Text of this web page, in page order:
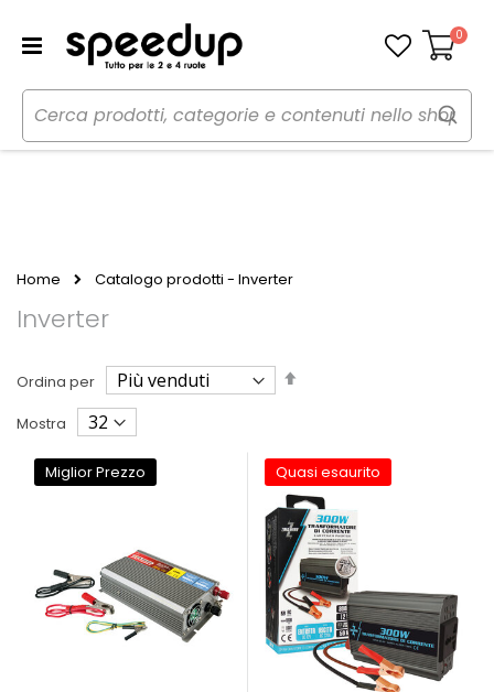
Carrello
0
Home Catalogo prodotti - Inverter
Inverter
Ordina per
Imposta
Mostra
Miglior Prezzo Quasi esaurito